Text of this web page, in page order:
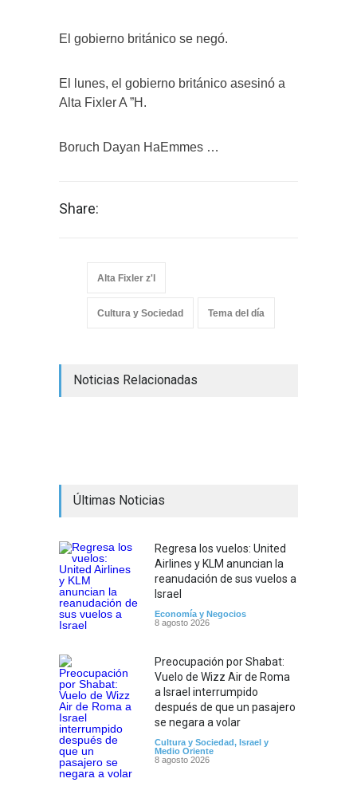
El gobierno británico se negó.
El lunes, el gobierno británico asesinó a
Alta Fixler A ”H.
Boruch Dayan HaEmmes …
Share:
Alta Fixler z'l
Cultura y Sociedad Tema del día
Noticias Relacionadas
Últimas Noticias
Regresa los vuelos: United
Airlines y KLM anuncian la
reanudación de sus vuelos a
Israel
Economía y Negocios
8 agosto 2026
Preocupación por Shabat:
Vuelo de Wizz Air de Roma
a Israel interrumpido
después de que un pasajero
se negara a volar
Cultura y Sociedad, Israel y
Medio Oriente
8 agosto 2026